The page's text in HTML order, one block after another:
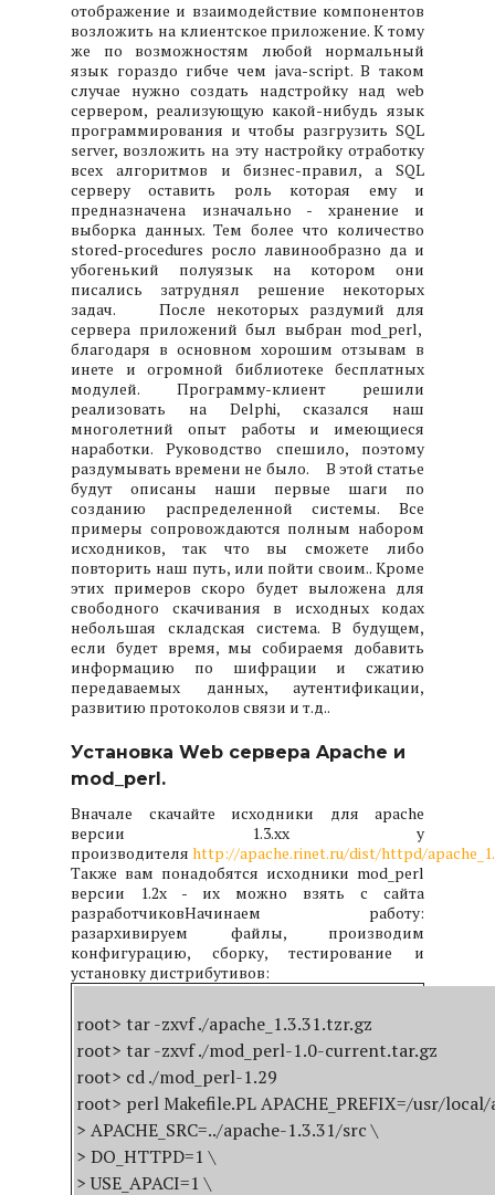
отображение и взаимодействие компонентов
возложить на клиентское приложение. К тому
же по возможностям любой нормальный
язык гораздо гибче чем java-script. В таком
случае нужно создать надстройку над web
сервером, реализующую какой-нибудь язык
программирования и чтобы разгрузить SQL
server, возложить на эту настройку отработку
всех алгоритмов и бизнес-правил, а SQL
серверу оставить роль которая ему и
предназначена изначально - хранение и
выборка данных. Тем более что количество
stored-procedures росло лавинообразно да и
убогенький полуязык на котором они
писались затруднял решение некоторых
задач. После некоторых раздумий для
сервера приложений был выбран mod_perl,
благодаря в основном хорошим отзывам в
инете и огромной библиотеке бесплатных
модулей. Программу-клиент решили
реализовать на Delphi, сказался наш
многолетний опыт работы и имеющиеся
наработки. Руководство спешило, поэтому
раздумывать времени не было.В этой статье
будут описаны наши первые шаги по
созданию распределенной системы. Все
примеры сопровождаются полным набором
исходников, так что вы сможете либо
повторить наш путь, или пойти своим.. Кроме
этих примеров скоро будет выложена для
свободного скачивания в исходных кодах
небольшая складская система. В будущем,
если будет время, мы собираемя добавить
информацию по шифрации и сжатию
передаваемых данных, аутентификации,
развитию протоколов связи и т.д..
Установка Web сервера Apache и
mod_perl.
Вначале скачайте исходники для apache
версии 1.3.xx у
производителя http://apache.rinet.ru/dist/httpd/
Также вам понадобятся исходники mod_perl
версии 1.2x - их можно взять с сайта
разработчиковНачинаем работу:
разархивируем файлы, производим
конфигурацию, сборку, тестирование и
установку дистрибутивов:
root> tar -zxvf ./apache_1.3.31.tzr.gz
root> tar -zxvf ./mod_perl-1.0-current.tar.gz
root> cd ./mod_perl-1.29
root> perl Makefile.PL APACHE_PREFIX=/usr/
> APACHE_SRC=../apache-1.3.31/src \
> DO_HTTPD=1 \
> USE_APACI=1 \